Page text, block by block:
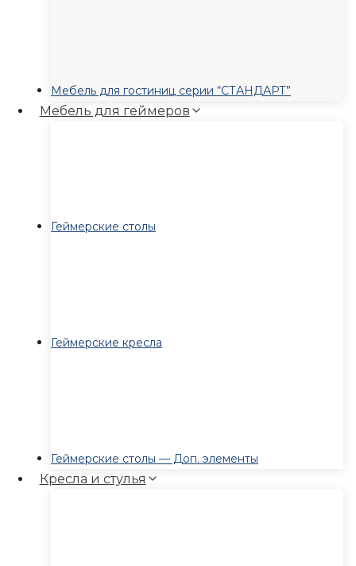
Мебель для гостиниц серии “СТАНДАРТ”
Мебель для геймеров
Геймерские столы
Геймерские кресла
Геймерские столы — Доп. элементы
Кресла и стулья